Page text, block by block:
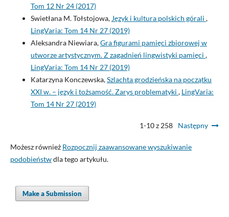
Tom 12 Nr 24 (2017)
Swietłana M. Tołstojowa, Język i kultura polskich górali ,
LingVaria: Tom 14 Nr 27 (2019)
Aleksandra Niewiara,Gra figurami pamięci zbiorowej w
utworze artystycznym. Z zagadnień lingwistyki pamięci ,
LingVaria: Tom 14 Nr 27 (2019)
Katarzyna Konczewska,Szlachta grodzieńska na początku
XXI w. – język i tożsamość. Zarys problematyki , LingVaria:
Tom 14 Nr 27 (2019)
1-10 z 258 Następny
Możesz również Rozpocznij zaawansowane wyszukiwanie
podobieństwdla tego artykułu.
Make a Submission